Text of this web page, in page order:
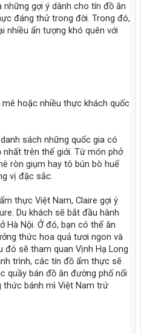
những gợi ý dành cho tín đồ ăn
đáng thử trong đời. Trong đó,
nhiều ấn tượng khó quên với
hoặc nhiều thực khách quốc
sách những quốc gia có
trên thế giới. Từ món phở
ròn giụm hay tô bún bò huế
vị đặc sắc.
thực Việt Nam, Claire gợi ý
Du khách sẽ bắt đầu hành
Hà Nội. Ở đó, bạn có thể ăn
thức hoa quả tươi ngon và
sẽ tham quan Vịnh Hạ Long
trình, các tín đồ ẩm thực sẽ
quầy bán đồ ăn đường phố nổi
thức bánh mì Việt Nam trứ